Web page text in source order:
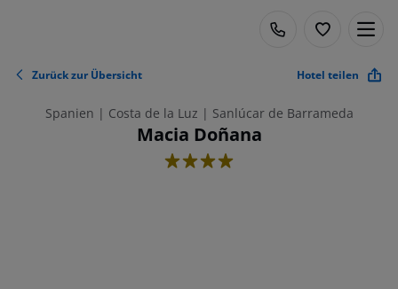
Zurück zur Übersicht Hotel teilen
Spanien | Costa de la Luz | Sanlúcar de Barrameda
Macia Doñana
4